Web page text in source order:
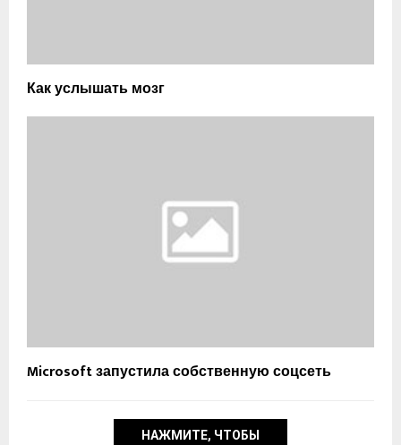
Как услышать мозг
Microsoft запустила собственную соцсеть
НАЖМИТЕ, ЧТОБЫ